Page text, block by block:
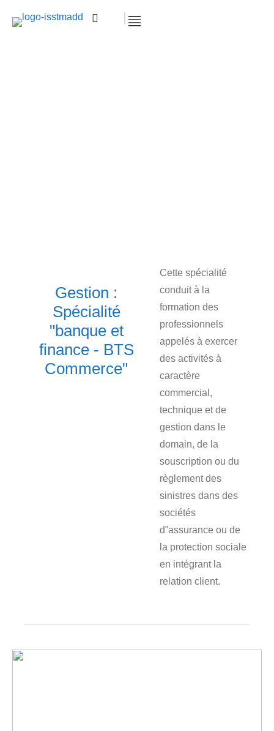
Gestion :
Spécialité
"banque et
finance - BTS
Commerce"
Cette spécialité
conduit à la
formation des
professionnels
appelés à exercer
des activités à
caractère
commercial,
technique et de
gestion dans le
domain, de la
souscription ou du
règlement des
sinistres dans des
sociétés
d‟assurance ou de
la protection sociale
en intégrant la
relation client.